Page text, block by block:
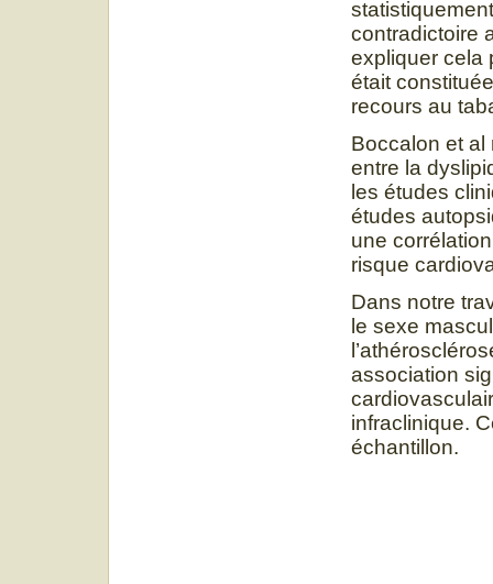
contradictoire
expliquer cela
était
recours au
Boccalon et al
entre la
les études
études
une
risque
Dans notre
le sexe
association
infraclinique.
échantillon.